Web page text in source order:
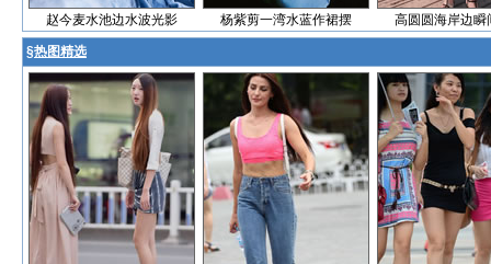
赵今麦水池边水波光影 杨紫剪一湾水蓝作裙摆 高圆圆海岸边瞬
§热图精选